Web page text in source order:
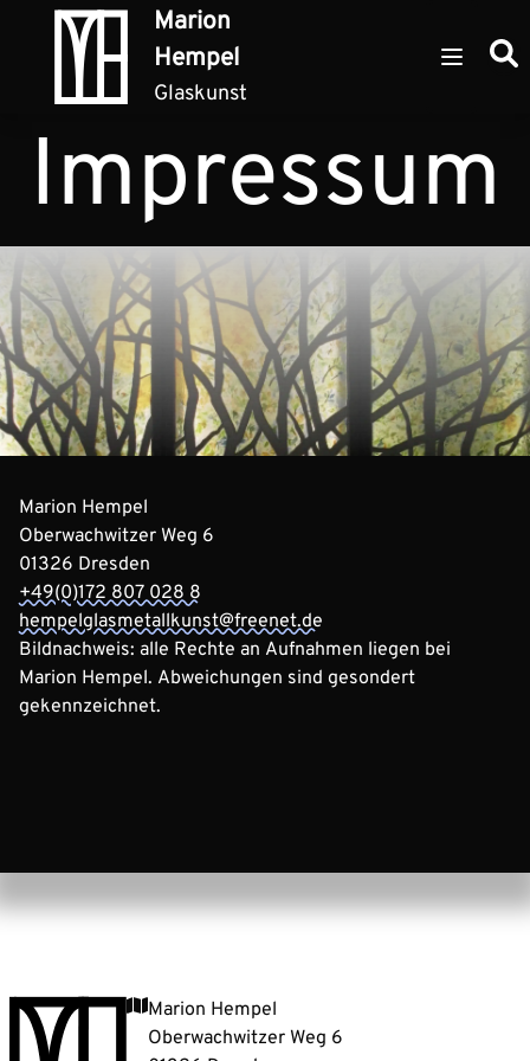
Zum Inhalt springenMarion
Hempel
Glaskunst
Open
Impressum
Marion Hempel
Oberwachwitzer Weg 6
01326 Dresden
+49(0)172 807 028 8
hempelglasmetallkunst@freenet.de
Bildnachweis: alle Rechte an Aufnahmen liegen bei
Marion Hempel. Abweichungen sind gesondert
gekennzeichnet.
Marion Hempel
Oberwachwitzer Weg 6